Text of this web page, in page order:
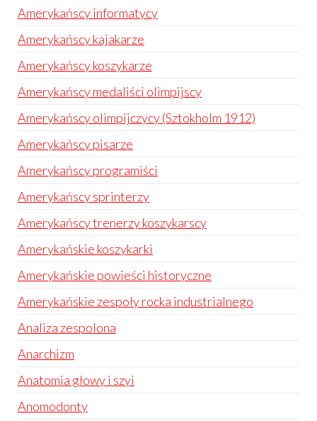
Amerykańscy informatycy
Amerykańscy kajakarze
Amerykańscy koszykarze
Amerykańscy medaliści olimpijscy
Amerykańscy olimpijczycy (Sztokholm 1912)
Amerykańscy pisarze
Amerykańscy programiści
Amerykańscy sprinterzy
Amerykańscy trenerzy koszykarscy
Amerykańskie koszykarki
Amerykańskie powieści historyczne
Amerykańskie zespoły rocka industrialnego
Analiza zespolona
Anarchizm
Anatomia głowy i szyi
Anomodonty